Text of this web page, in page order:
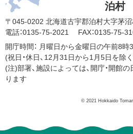
泊村
〒045-0202 北海道古宇郡泊村大字茅
電話：0135-75-2021
FAX：0135-75-
開庁時間： 月曜日から金曜日の午前8時
(祝日・休日、12月31日から1月5日を除
(注)部署、施設によっては、開庁・開館
ります
© 2021 Hokkaido